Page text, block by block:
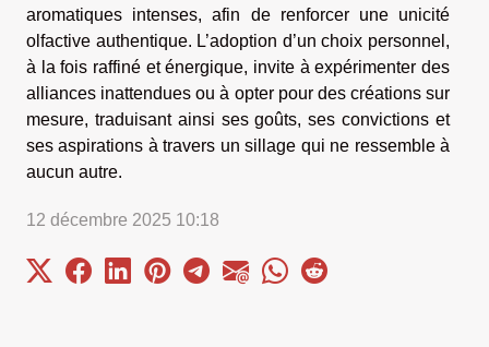
aromatiques intenses, afin de renforcer une unicité
olfactive authentique. L’adoption d’un choix personnel,
à la fois raffiné et énergique, invite à expérimenter des
alliances inattendues ou à opter pour des créations sur
mesure, traduisant ainsi ses goûts, ses convictions et
ses aspirations à travers un sillage qui ne ressemble à
aucun autre.
12 décembre 2025 10:18